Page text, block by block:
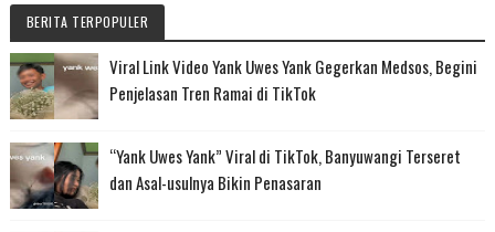
BERITA TERPOPULER
Viral Link Video Yank Uwes Yank Gegerkan Medsos, Begini
Penjelasan Tren Ramai di TikTok
“Yank Uwes Yank” Viral di TikTok, Banyuwangi Terseret
dan Asal-usulnya Bikin Penasaran